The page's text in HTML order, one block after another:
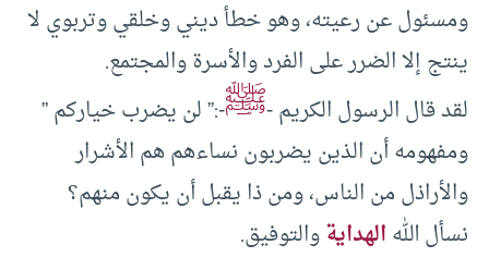
ومسئول عن رعيته، وهو خطأ ديني وخلقي وتربوي لا
ينتج إلا الضرر على الفرد والأسرة والمجتمع.
لقد قال الرسول الكريم -ﷺ-:” لن يضرب خياركم ”
ومفهومه أن الذين يضربون نساءهم هم الأشرار
والأراذل من الناس، ومن ذا يقبل أن يكون منهم؟
نسأل اللهالهدايةوالتوفيق.